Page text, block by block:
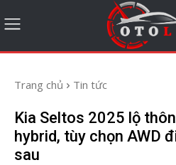
Trang chủ Tin tức
Kia Seltos 2025 lộ
hybrid, tùy chọn AWD
sau